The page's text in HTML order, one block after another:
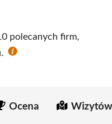
polecanych firm,
Ocena